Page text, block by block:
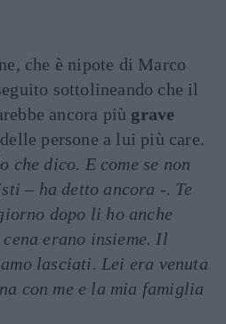
che è nipote di Marco
sottolineando che il
ancora più grave
persone a lui più care.
che dico. E come se non
– ha detto ancora -. Te
dopo li ho anche
erano insieme. Il
lasciati. Lei era venuta
con me e la mia famiglia